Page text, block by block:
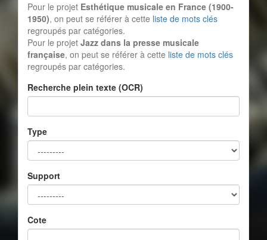
Pour le projet Esthétique musicale en France (1900-
1950), on peut se référer à cette liste de mots clés
regroupés par catégories.
Pour le projet Jazz dans la presse musicale
française, on peut se référer à cette liste de mots clés
regroupés par catégories.
Recherche plein texte (OCR)
Type
Support
Cote